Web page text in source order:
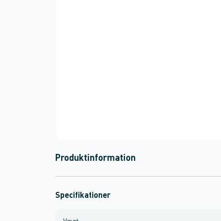
Produktinformation
Specifikationer